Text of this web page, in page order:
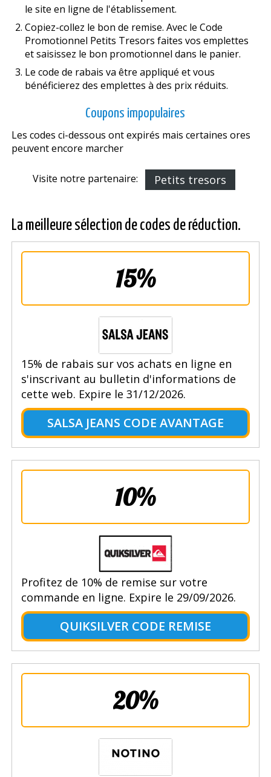
le site en ligne de l'établissement.
Copiez-collez le bon de remise. Avec le Code
Promotionnel Petits Tresors faites vos emplettes
et saisissez le bon promotionnel dans le panier.
Le code de rabais va être appliqué et vous
bénéficierez des emplettes à des prix réduits.
Coupons impopulaires
Les codes ci-dessous ont expirés mais certaines offres
peuvent encore marcher
Visite notre partenaire: Petits tresors
La meilleure sélection de codes de réduction.
15%
15% de rabais sur vos achats en ligne en
s'inscrivant au bulletin d'informations de
cette web. Expire le 31/12/2026.
SALSA JEANS CODE AVANTAGE
10%
Profitez de 10% de remise sur votre
commande en ligne. Expire le 29/09/2026.
QUIKSILVER CODE REMISE
20%